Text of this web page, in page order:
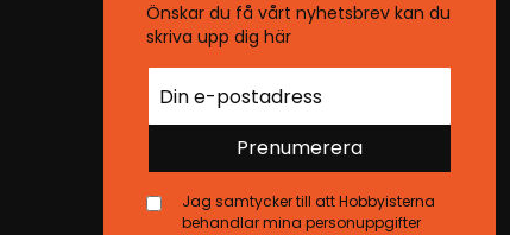
Önskar du få vårt nyhetsbrev kan du
skriva upp dig här
Prenumerera
Jag samtycker till att Hobbyisterna
behandlar mina personuppgifter